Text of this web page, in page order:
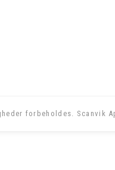
forbeholdes. Scanvik